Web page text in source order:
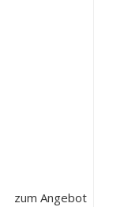
zum Angebot